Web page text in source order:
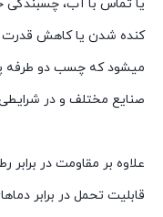
یا تماس با آب، چسبندگی
کنده شدن یا کاهش قدرت
میشود که چسب دو طرفه
صنایع مختلف و در
علاوه بر مقاومت در
قابلیت تحمل در برابر